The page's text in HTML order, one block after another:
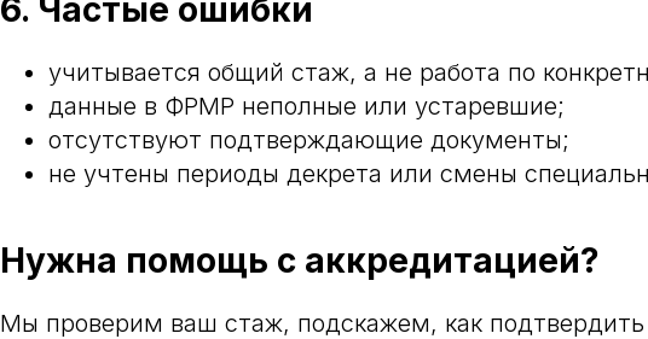
6. Частые ошибки
учитывается общий стаж, а не работа по
данные в ФРМР неполные или устаревшие;
отсутствуют подтверждающие документы;
не учтены периоды декрета или смены
Нужна помощь с аккредитацией?
Мы проверим ваш стаж, подскажем, как подтвердить